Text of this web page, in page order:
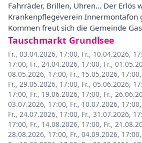
Fahrräder, Brillen, Uhren... Der Erlös
Krankenpflegeverein Innermontafon
Kommen freut sich die Gemeinde
Tauschmarkt Grundlsee
Fr., 03.04.2026, 17:00, Fr., 10.04.2026,
17:00, Fr., 24.04.2026, 17:00, Fr.,
08.05.2026, 17:00, Fr., 15.05.2026, 17:00,
Fr., 29.05.2026, 17:00, Fr., 05.06.2026,
17:00, Fr., 19.06.2026, 17:00, Fr.,
03.07.2026, 17:00, Fr., 10.07.2026, 17:00,
Fr., 24.07.2026, 17:00, Fr., 31.07.2026,
17:00, Fr., 14.08.2026, 17:00, Fr.,
28.08.2026, 17:00, Fr., 04.09.2026, 17:00,